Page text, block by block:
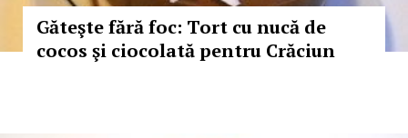
Găteşte fără foc: Tort cu nucă de
cocos şi ciocolată pentru Crăciun